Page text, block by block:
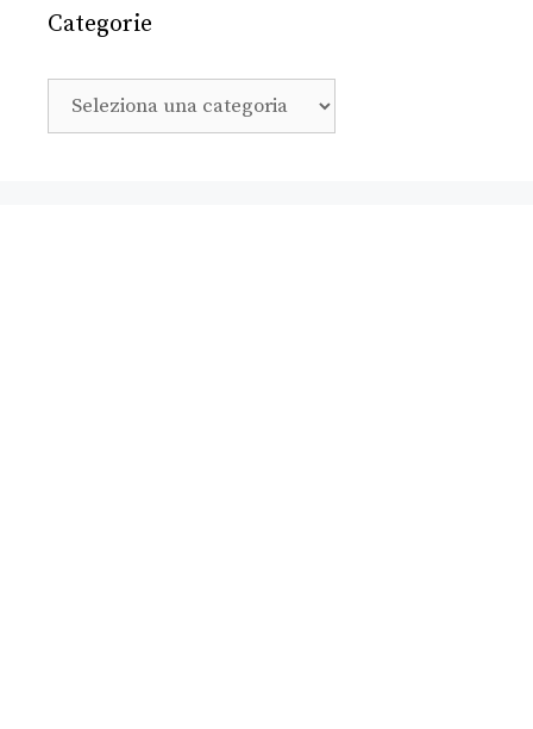
Categorie